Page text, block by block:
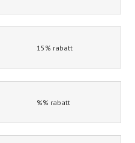
15% rabatt
%% rabatt